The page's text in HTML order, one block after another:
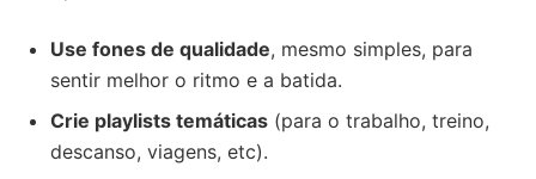
Use fones de qualidade, mesmo simples, para
sentir melhor o ritmo e a batida.
Crie playlists temáticas (para o trabalho, treino,
descanso, viagens, etc).